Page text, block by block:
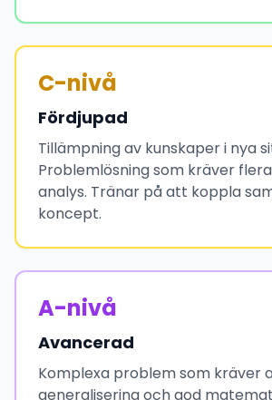
C-nivå
Fördjupad
Tillämpning av kunskaper i nya
Problemlösning som kräver
analys. Tränar på att koppla
koncept.
A-nivå
Avancerad
Komplexa problem som kräver
generalisering och god